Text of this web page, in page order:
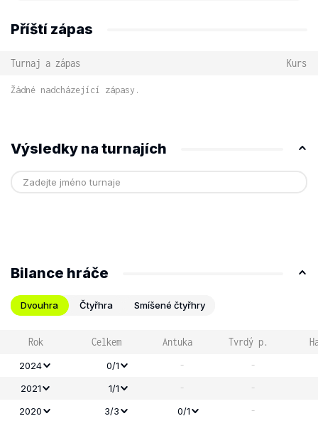
Příští zápas
Turnaj a zápas Kurs
Žádné nadcházející zápasy.
Výsledky na turnajích
Bilance hráče
Dvouhra Čtyřhra Smíšené čtyřhry
Rok Celkem Antuka Tvrdý p.
2024 0/1 - -
2021 1/1 - -
2020 3/3 0/1 -